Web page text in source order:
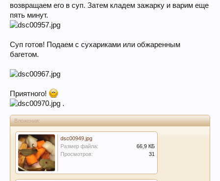
возвращаем его в суп. Затем кладем зажарку и варим еще
пять минут.
Суп готов! Подаем с сухариками или обжаренным
багетом.
Приятного!
.
Вложения:
dsc00949.jpg
Размер файла:
66,9 КБ
Просмотров:
31